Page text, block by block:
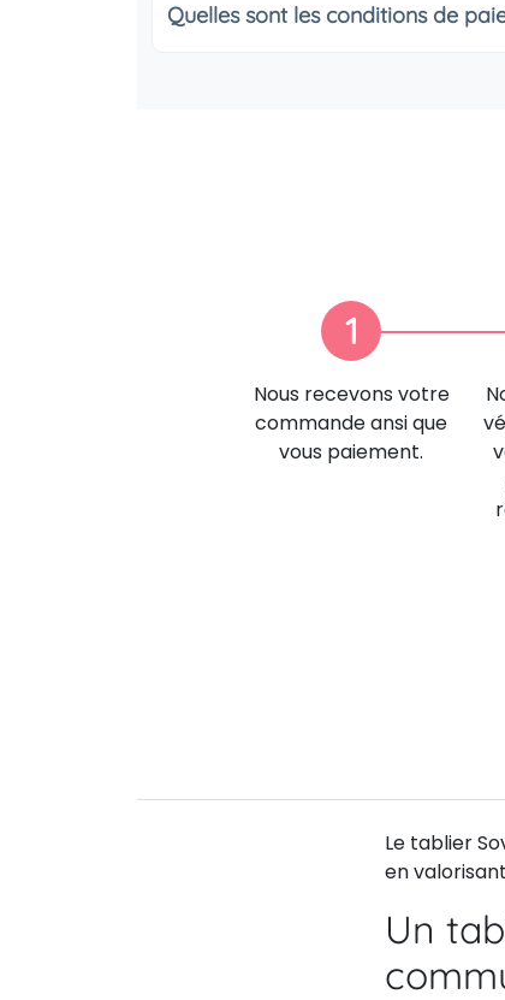
Quelles sont les conditions de
1
Nous recevons votre
commande ansi que
vous paiement.
Le tablier
en
Un